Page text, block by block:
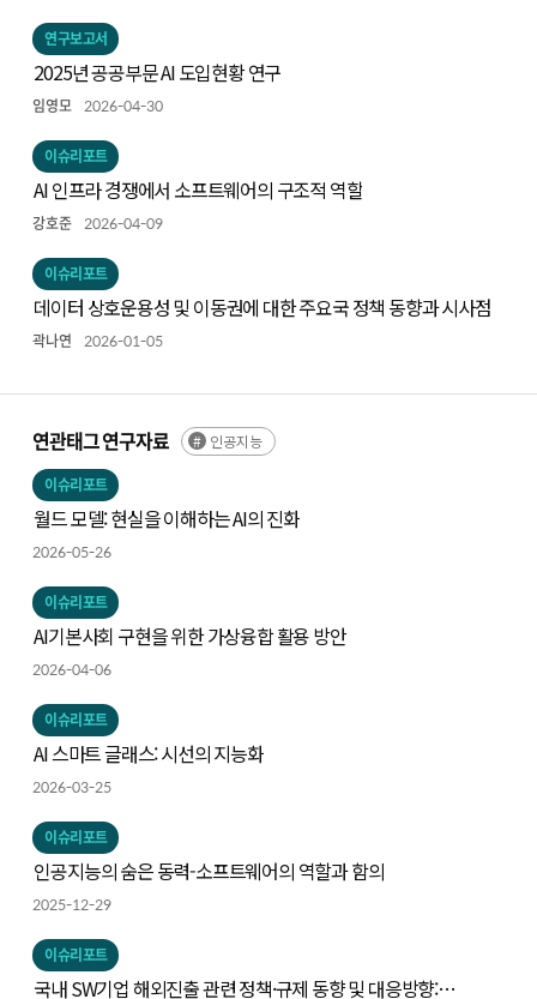
연구보고서
2025년 공공부문 AI 도입현황 연구
임영모 2026-04-30
이슈리포트
AI 인프라 경쟁에서 소프트웨어의 구조적 역할
강호준 2026-04-09
이슈리포트
데이터 상호운용성 및 이동권에 대한 주요국 정책 동향과 시사점
곽나연 2026-01-05
연관태그 연구자료 인공지능
이슈리포트
월드 모델: 현실을 이해하는 AI의 진화
2026-05-26
이슈리포트
AI기본사회 구현을 위한 가상융합 활용 방안
2026-04-06
이슈리포트
AI 스마트 글래스: 시선의 지능화
2026-03-25
이슈리포트
인공지능의 숨은 동력-소프트웨어의 역할과 함의
2025-12-29
이슈리포트
국내 SW기업 해외진출 관련 정책·규제 동향 및 대응방향: